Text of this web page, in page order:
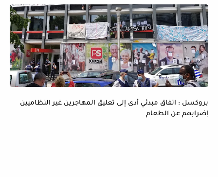
بروكسل : اتفاق مبدئي أدى إلى تعليق المهاجرين غير النظاميين
إضرابهم عن الطعام